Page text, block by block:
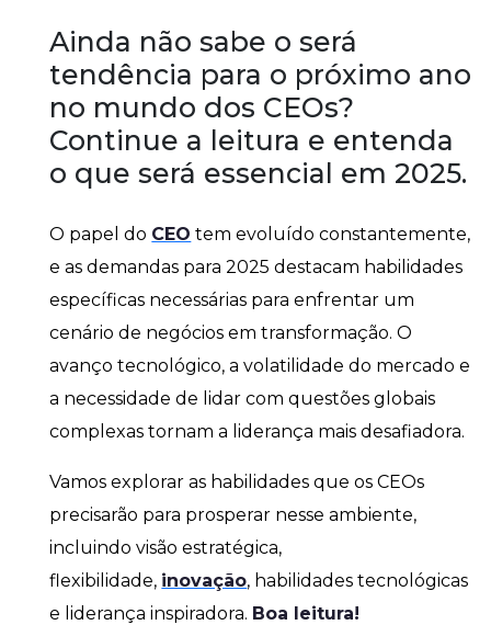
Ainda não sabe o será
tendência para o próximo ano
no mundo dos CEOs?
Continue a leitura e entenda
o que será essencial em 2025.
O papel do CEO tem evoluído constantemente,
e as demandas para 2025 destacam habilidades
específicas necessárias para enfrentar um
cenário de negócios em transformação. O
avanço tecnológico, a volatilidade do mercado e
a necessidade de lidar com questões globais
complexas tornam a liderança mais desafiadora.
Vamos explorar as habilidades que os CEOs
precisarão para prosperar nesse ambiente,
incluindo visão estratégica,
flexibilidade, inovação, habilidades tecnológicas
e liderança inspiradora. Boa leitura!